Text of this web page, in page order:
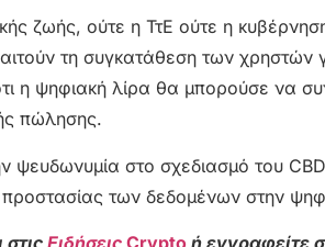
ζωής, ούτε η ΤτΕ ούτε η
τη συγκατάθεση των χρηστών
η ψηφιακή λίρα θα μπορούσε να
πώλησης.
ψευδωνυμία στο σχεδιασμό του
των δεδομένων στην
στιςΕιδήσεις Crypto ή εγγραφείτε